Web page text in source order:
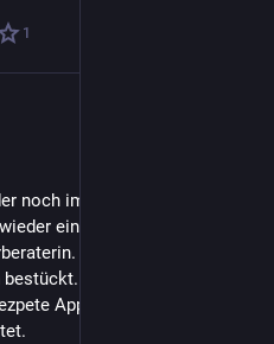
1
noch immer.
einiges erledigt.
bestückt.
App versendet.